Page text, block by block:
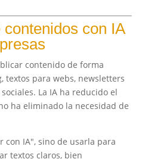
con IA
contenido de forma
textos para webs, newsletters
La IA ha reducido el
ha eliminado la necesidad de
IA", sino de usarla para
textos claros, bien